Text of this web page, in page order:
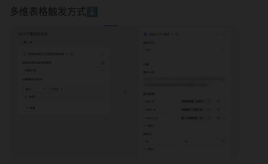
  });
  // 键值对数据
kvResult.kv_result.kv_block_list;
多维表格触发方式⬇️